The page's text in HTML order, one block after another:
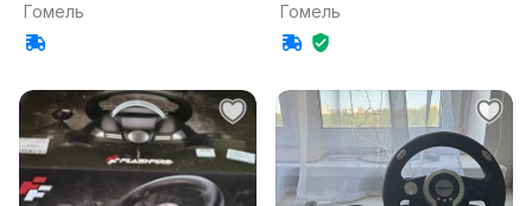
Гомель Гомель